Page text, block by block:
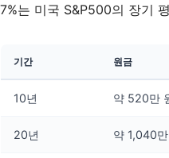
7%는 미국 S&P500의 장기
기간 원금
10년 약 520만
20년 약 1,040